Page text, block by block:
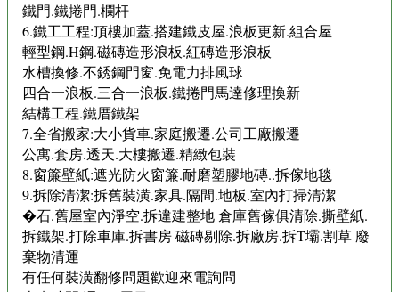
鐵門.鐵捲門.欄杆
6.鐵工工程:頂樓加蓋.搭建鐵皮屋.浪板更新.組合屋
輕型鋼.H鋼.磁磚造形浪板.紅磚造形浪板
水槽換修.不銹鋼門窗.免電力排風球
四合一浪板.三合一浪板.鐵捲門馬達修理換新
結構工程.鐵厝鐵架
7.全省搬家:大小貨車.家庭搬遷.公司工廠搬遷
公寓.套房.透天.大樓搬遷.精緻包裝
8.窗簾壁紙:遮光防火窗簾.耐磨塑膠地磚..拆傢地毯
9.拆除清潔:拆舊裝潢.家具.隔間.地板.室內打掃清潔
�石.舊屋室內淨空.拆違建整地 倉庫舊傢俱清除.撕壁紙.
拆鐵架.打除車庫.拆書房 磁磚剔除.拆廠房.拆T壩.割草 廢
棄物清運
有任何裝潢翻修問題歡迎來電詢問